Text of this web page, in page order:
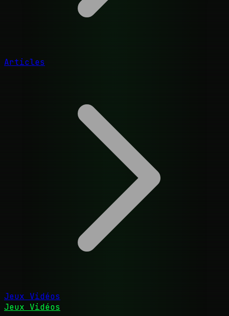
Articles
Jeux Vidéos
Jeux Vidéos